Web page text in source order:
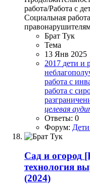
работа/Работа с
Социальная
Брат Тук
Тема
13 Янв 2025
2017 дети и
работа с
работа с
целевая
Ответы: 0
Форум:
Сад и огород
технология
(2024)